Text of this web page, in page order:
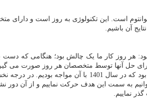
است. این تکنولوژی به روز است و دارای
آن باشیم.
طرح ها و پروژه ها در سال 1401 با آن مواجه بوده اند، بیان نمود: هر
حل آنها توسط متخصصان هر روز صورت می
وی تصریح کرد: نکته مهم، راهبری و ریل گذاری به سمت هدف است. به
به سمت این هدف حرکت نماییم و از آن دور
نماییم.